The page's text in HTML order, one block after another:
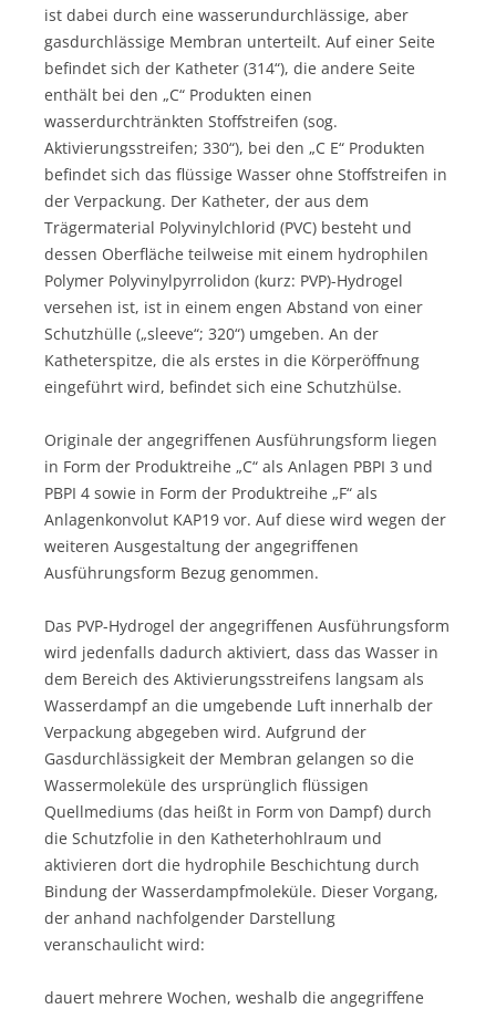
ist dabei durch eine wasserundurchlässige, aber
gasdurchlässige Membran unterteilt. Auf einer Seite
befindet sich der Katheter (314“), die andere Seite
enthält bei den „C“ Produkten einen
wasserdurchtränkten Stoffstreifen (sog.
Aktivierungsstreifen; 330“), bei den „C E“ Produkten
befindet sich das flüssige Wasser ohne Stoffstreifen in
der Verpackung. Der Katheter, der aus dem
Trägermaterial Polyvinylchlorid (PVC) besteht und
dessen Oberfläche teilweise mit einem hydrophilen
Polymer Polyvinylpyrrolidon (kurz: PVP)-Hydrogel
versehen ist, ist in einem engen Abstand von einer
Schutzhülle („sleeve“; 320“) umgeben. An der
Katheterspitze, die als erstes in die Körperöffnung
eingeführt wird, befindet sich eine Schutzhülse.
Originale der angegriffenen Ausführungsform liegen
in Form der Produktreihe „C“ als Anlagen PBPI 3 und
PBPI 4 sowie in Form der Produktreihe „F“ als
Anlagenkonvolut KAP19 vor. Auf diese wird wegen der
weiteren Ausgestaltung der angegriffenen
Ausführungsform Bezug genommen.
Das PVP-Hydrogel der angegriffenen Ausführungsform
wird jedenfalls dadurch aktiviert, dass das Wasser in
dem Bereich des Aktivierungsstreifens langsam als
Wasserdampf an die umgebende Luft innerhalb der
Verpackung abgegeben wird. Aufgrund der
Gasdurchlässigkeit der Membran gelangen so die
Wassermoleküle des ursprünglich flüssigen
Quellmediums (das heißt in Form von Dampf) durch
die Schutzfolie in den Katheterhohlraum und
aktivieren dort die hydrophile Beschichtung durch
Bindung der Wasserdampfmoleküle. Dieser Vorgang,
der anhand nachfolgender Darstellung
veranschaulicht wird:
dauert mehrere Wochen, weshalb die angegriffene